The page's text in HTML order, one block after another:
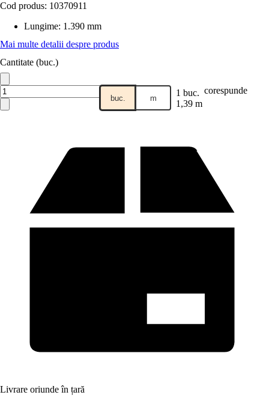
Cod produs: 10370911
Lungime: 1.390 mm
Mai multe detalii despre produs
Cantitate (buc.)
buc. m 1 buc. corespunde
1,39 m
Livrare oriunde în țară